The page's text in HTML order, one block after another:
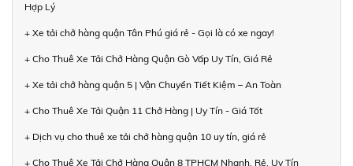
Hợp Lý
+ Xe tải chở hàng quận Tân Phú giá rẻ - Gọi là có xe ngay!
+ Cho Thuê Xe Tải Chở Hàng Quận Gò Vấp Uy Tín, Giá Rẻ
+ Xe tải chở hàng quận 5 | Vận Chuyển Tiết Kiệm – An Toàn
+ Cho Thuê Xe Tải Quận 11 Chở Hàng | Uy Tín - Giá Tốt
+ Dịch vụ cho thuê xe tải chở hàng quận 10 uy tín, giá rẻ
+ Cho Thuê Xe Tải Chở Hàng Quận 8 TPHCM Nhanh, Rẻ, Uy Tín